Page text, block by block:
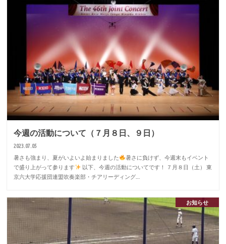
今週の活動について（７月８日、９日）
2023.07.05
暑さも強まり、夏がいよいよ始まりました
暑さに負けず、今週末もイベント
で盛り上がって参ります
以下、今週の活動についてです！ ７月８日（土） 東
京六大学応援団連盟吹奏楽部・チアリーディング…
お知らせ